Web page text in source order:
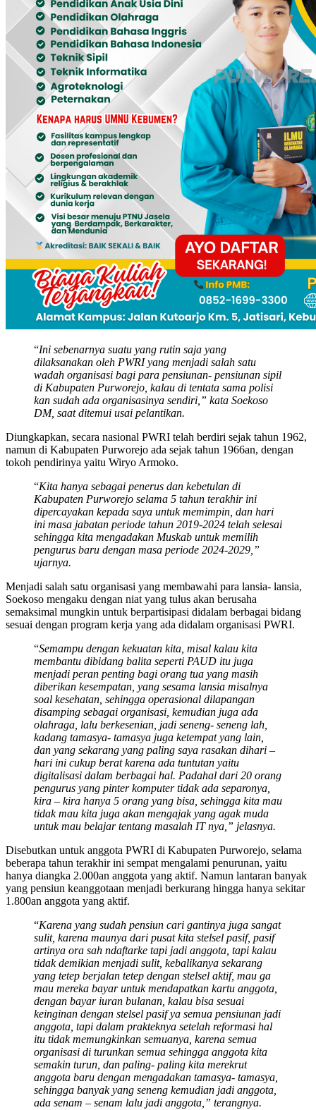
“Ini sebenarnya suatu yang rutin saja yang
dilaksanakan oleh PWRI yang menjadi salah satu
wadah organisasi bagi para pensiunan- pensiunan sipil
di Kabupaten Purworejo, kalau di tentata sama polisi
kan sudah ada organisasinya sendiri,” kata Soekoso
DM, saat ditemui usai pelantikan.
Diungkapkan, secara nasional PWRI telah berdiri sejak tahun 1962,
namun di Kabupaten Purworejo ada sejak tahun 1966an, dengan
tokoh pendirinya yaitu Wiryo Armoko.
“Kita hanya sebagai penerus dan kebetulan di
Kabupaten Purworejo selama 5 tahun terakhir ini
dipercayakan kepada saya untuk memimpin, dan hari
ini masa jabatan periode tahun 2019-2024 telah selesai
sehingga kita mengadakan Muskab untuk memilih
pengurus baru dengan masa periode 2024-2029,”
ujarnya.
Menjadi salah satu organisasi yang membawahi para lansia- lansia,
Soekoso mengaku dengan niat yang tulus akan berusaha
semaksimal mungkin untuk berpartisipasi didalam berbagai bidang
sesuai dengan program kerja yang ada didalam organisasi PWRI.
“Semampu dengan kekuatan kita, misal kalau kita
membantu dibidang balita seperti PAUD itu juga
menjadi peran penting bagi orang tua yang masih
diberikan kesempatan, yang sesama lansia misalnya
soal kesehatan, sehingga operasional dilapangan
disamping sebagai organisasi, kemudian juga ada
olahraga, lalu berkesenian, jadi seneng- seneng lah,
kadang tamasya- tamasya juga ketempat yang lain,
dan yang sekarang yang paling saya rasakan dihari –
hari ini cukup berat karena ada tuntutan yaitu
digitalisasi dalam berbagai hal. Padahal dari 20 orang
pengurus yang pinter komputer tidak ada separonya,
kira – kira hanya 5 orang yang bisa, sehingga kita mau
tidak mau kita juga akan mengajak yang agak muda
untuk mau belajar tentang masalah IT nya,” jelasnya.
Disebutkan untuk anggota PWRI di Kabupaten Purworejo, selama
beberapa tahun terakhir ini sempat mengalami penurunan, yaitu
hanya diangka 2.000an anggota yang aktif. Namun lantaran banyak
yang pensiun keanggotaan menjadi berkurang hingga hanya sekitar
1.800an anggota yang aktif.
“Karena yang sudah pensiun cari gantinya juga sangat
sulit, karena maunya dari pusat kita stelsel pasif, pasif
artinya ora sah ndaftarke tapi jadi anggota, tapi kalau
tidak demikian menjadi sulit, kebalikanya sekarang
yang tetep berjalan tetep dengan stelsel aktif, mau ga
mau mereka bayar untuk mendapatkan kartu anggota,
dengan bayar iuran bulanan, kalau bisa sesuai
keinginan dengan stelsel pasif ya semua pensiunan jadi
anggota, tapi dalam prakteknya setelah reformasi hal
itu tidak memungkinkan semuanya, karena semua
organisasi di turunkan semua sehingga anggota kita
semakin turun, dan paling- paling kita merekrut
anggota baru dengan mengadakan tamasya- tamasya,
sehingga banyak yang seneng kemudian jadi anggota,
ada senam – senam lalu jadi anggota,” terangnya.